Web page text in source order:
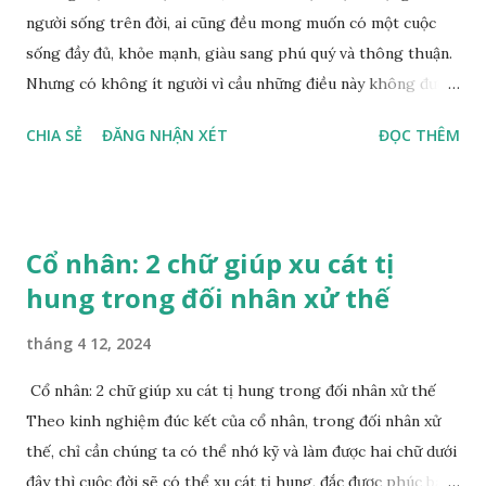
nâng cao lên thì thân thể cũng biến đổi Cổ nhân thường nói:
“Tướng do tâm sinh”. Phương Đông thời xưa xuất hiện nhiều
môn nghiên cứu về tướng số, căn cứ vào tướng mạo, k...
người sống trên đời, ai cũng đều mong muốn có một cuộc
sống đầy đủ, khỏe mạnh, giàu sang phú quý và thông thuận.
Nhưng có không ít người vì cầu những điều này không được
không biết được rằng “trong mệnh chỉ có một thước thì
thuận, địa vị cao, cầu công danh sự nghiệp, hôn nhân, con cái
được như ý mình. Nhưng những điều này có phải cầu mà
ngưỡng cửa của tôn giáo rồi, nên chúng ta hãy thử xem tôn
giáo tín ngưỡng thời xưa nói những gì… 🔻 Tiền bạc của cải
Chúng ta vẫn thường nghe, Phật gia giảng rằng tiền bạc của
cải là vật ngoài thân, khi sinh không mang theo đến, khi
chết không mang theo đi. Người xưa quan niệm rằng chỉ cần
CHIA SẺ ĐĂNG NHẬN XÉT ĐỌC THÊM
Cổ nhân: 2 chữ giúp xu cát tị
hung trong đối nhân xử thế
tháng 4 12, 2024
Cổ nhân: 2 chữ giúp xu cát tị hung trong đối nhân xử thế
Theo kinh nghiệm đúc kết của cổ nhân, trong đối nhân xử
thế, chỉ cần chúng ta có thể nhớ kỹ và làm được hai chữ dưới
đây thì cuộc đời sẽ có thể xu cát tị hung, đắc được phúc báo,